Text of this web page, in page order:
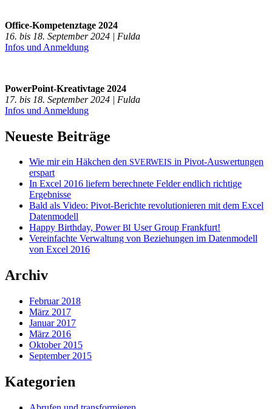
Office-Kompetenztage 2024
16. bis 18. September 2024 | Fulda
Infos und Anmeldung
PowerPoint-Kreativtage 2024
17. bis 18. September 2024 | Fulda
Infos und Anmeldung
Neueste Beiträge
Wie mir ein Häkchen den SVERWEIS in Pivot-Auswertungen
erspart
In Excel 2016 liefern berechnete Felder endlich richtige
Ergebnisse
Bald als Video: Pivot-Berichte revolutionieren mit dem Excel
Datenmodell
Happy Birthday, PowerBI User Group Frankfurt!
Vereinfachte Verwaltung von Beziehungen im Datenmodell
von Excel 2016
Archiv
Februar 2018
März 2017
Januar 2017
März 2016
Oktober 2015
September 2015
Kategorien